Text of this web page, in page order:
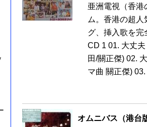
亜洲電視（香港
ム。香港の超
グ、挿入歌を完
CD 1 01. 大丈
田/關正傑) 02.
マ曲 關正傑)
オムニバス（港台